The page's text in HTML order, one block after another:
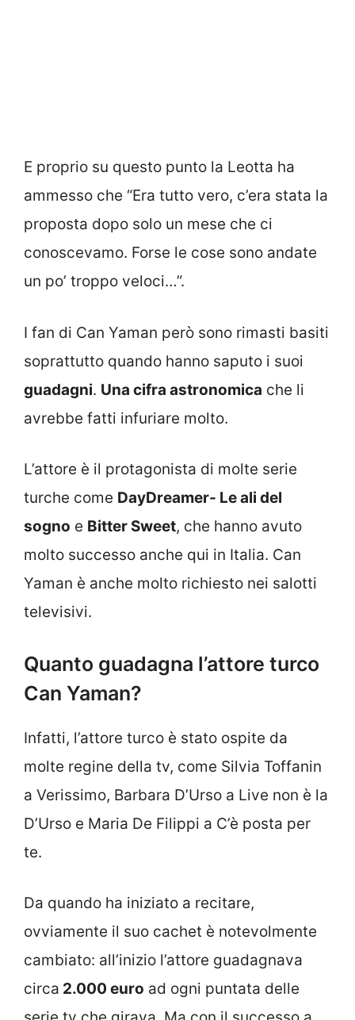
E proprio su questo punto la Leotta ha
ammesso che “Era tutto vero, c’era stata la
proposta dopo solo un mese che ci
conoscevamo. Forse le cose sono andate
un po’ troppo veloci…”.
I fan di Can Yaman però sono rimasti basiti
soprattutto quando hanno saputo i suoi
guadagni. Una cifra astronomica che li
avrebbe fatti infuriare molto.
L’attore è il protagonista di molte serie
turche come DayDreamer- Le ali del
sogno e Bitter Sweet, che hanno avuto
molto successo anche qui in Italia. Can
Yaman è anche molto richiesto nei salotti
televisivi.
Quanto guadagna l’attore turco
Can Yaman?
Infatti, l’attore turco è stato ospite da
molte regine della tv, come Silvia Toffanin
a Verissimo, Barbara D’Urso a Live non è la
D’Urso e Maria De Filippi a C’è posta per
te.
Da quando ha iniziato a recitare,
ovviamente il suo cachet è notevolmente
cambiato: all’inizio l’attore guadagnava
circa 2.000 euro ad ogni puntata delle